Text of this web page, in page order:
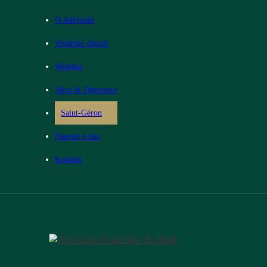
O Advivum
Vinařské oblasti
Winebar
Akce & Degustace
Saint-Géron
Napsali o nás
Kontakt